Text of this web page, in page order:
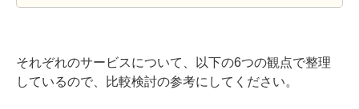
それぞれのサービスについて、以下の6つの観点で整理
しているので、比較検討の参考にしてください。